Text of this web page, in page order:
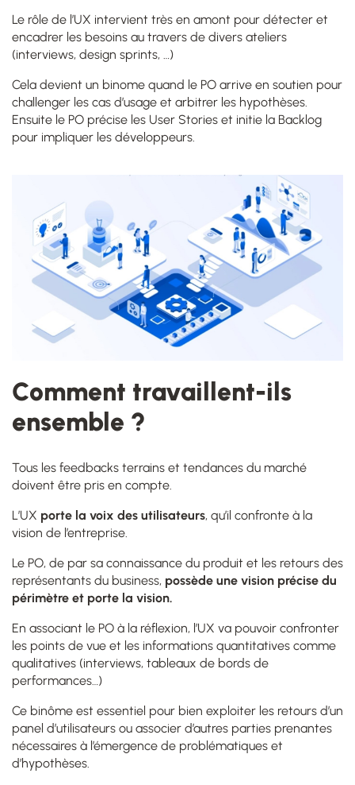
Le rôle de l’UX intervient très en amont pour détecter et
encadrer les besoins au travers de divers ateliers
(interviews, design sprints, …)
Cela devient un binome quand le PO arrive en soutien pour
challenger les cas d’usage et arbitrer les hypothèses.
Ensuite le PO précise les User Stories et initie la Backlog
pour impliquer les développeurs.
Comment travaillent-ils
ensemble ?
Tous les feedbacks terrains et tendances du marché
doivent être pris en compte.
L’UX porte la voix des utilisateurs, qu’il confronte à la
vision de l’entreprise.
Le PO, de par sa connaissance du produit et les retours des
représentants du business, possède une vision précise du
périmètre et porte la vision.
En associant le PO à la réflexion, l’UX va pouvoir confronter
les points de vue et les informations quantitatives comme
qualitatives (interviews, tableaux de bords de
performances…)
Ce binôme est essentiel pour bien exploiter les retours d’un
panel d’utilisateurs ou associer d’autres parties prenantes
nécessaires à l’émergence de problématiques et
d’hypothèses.